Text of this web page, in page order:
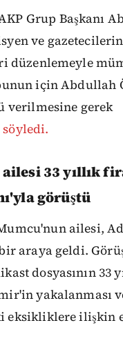
Grup Başkanı
ve
düzenlemeyle
için Abdullah
verilmesine gerek
söyledi.
ailesi 33 yıllık
görüştü
ailesi,
araya geldi.
dosyasının 33
yakalanması
eksikliklere ilişkin